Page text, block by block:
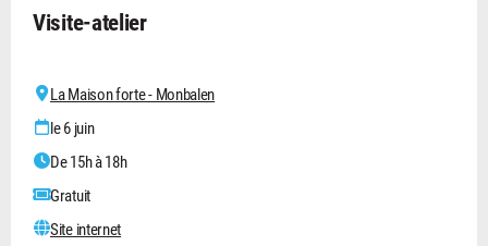
Visite-atelier
La Maison forte - Monbalen
le 6 juin
De 15h à 18h
Gratuit
Site internet